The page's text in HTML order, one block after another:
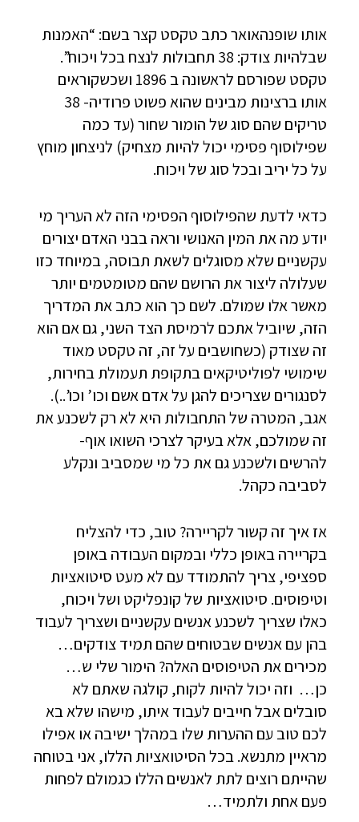
אותו שופנהאואר כתב טקסט קצר בשם: “האמנות
שבלהיות צודק: 38 תחבולות לנצח בכל ויכוח”.
טקסט שפורסם לראשונה ב 1896 ושכשקוראים
אותו ברצינות מבינים שהוא פשוט פרודיה- 38
טריקים שהם סוג של הומור שחור (עד כמה
שפילוסוף פסימי יכול להיות מצחיק) לניצחון מוחץ
על כל יריב ובכל סוג של ויכוח.
כדאי לדעת שהפילוסוף הפסימי הזה לא העריך מי
יודע מה את המין האנושי וראה בבני האדם יצורים
עקשניים שלא מסוגלים לשאת תבוסה, במיוחד כזו
שעלולה ליצור את הרושם שהם מטומטמים יותר
מאשר אלו שמולם. לשם כך הוא כתב את המדריך
הזה, שיוביל אתכם לרמיסת הצד השני, גם אם הוא
זה שצודק (כשחושבים על זה, זה טקסט מאוד
שימושי לפוליטיקאים בתקופת תעמולת בחירות,
לסנגורים שצריכים להגן על אדם אשם וכו’ וכו’..).
אגב, המטרה של התחבולות היא לא רק לשכנע את
זה שמולכם, אלא בעיקר לצרכי השואו אוף-
להרשים ולשכנע גם את כל מי שמסביב ונקלע
לסביבה כקהל.
אז איך זה קשור לקריירה? טוב, כדי להצליח
בקריירה באופן כללי ובמקום העבודה באופן
ספציפי, צריך להתמודד עם לא מעט סיטואציות
וטיפוסים. סיטואציות של קונפליקט ושל ויכוח,
כאלו שצריך לשכנע אנשים עקשניים ושצריך לעבוד
בהן עם אנשים שבטוחים שהם תמיד צודקים…
מכירים את הטיפוסים האלה? הימור שלי ש…
כן… וזה יכול להיות לקוח, קולגה שאתם לא
סובלים אבל חייבים לעבוד איתו, מישהו שלא בא
לכם טוב עם ההערות שלו במהלך ישיבה או אפילו
מראיין מתנשא. בכל הסיטואציות הללו, אני בטוחה
שהייתם רוצים לתת לאנשים הללו כגמולם לפחות
פעם אחת ולתמיד…